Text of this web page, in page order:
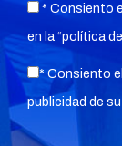
* Consiento
en la “política
* Consiento
publicidad de